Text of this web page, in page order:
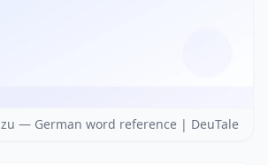
zu — German word reference | DeuTale